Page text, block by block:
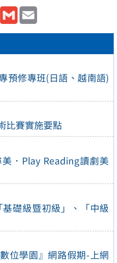
預修專班(日語、越南語)
比賽實施要點
．Play Reading讀劇美
礎級暨初級」、「中級
位學園』網路假期-上網
WhatsApp
Gmail